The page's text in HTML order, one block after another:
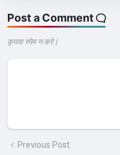
Post a Comment
कृपया स्पेम न करे |
Previous Post